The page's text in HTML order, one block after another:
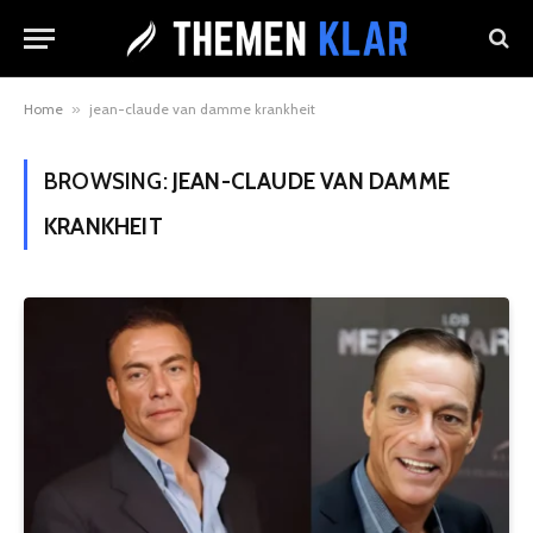
Home » jean-claude van damme krankheit
BROWSING: JEAN-CLAUDE VAN DAMME
KRANKHEIT